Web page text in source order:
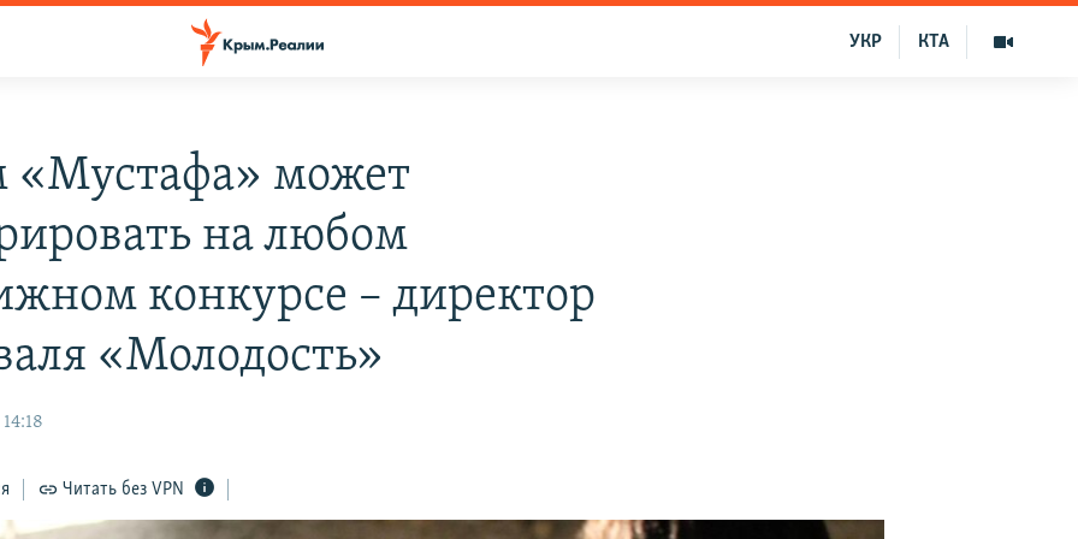
КТА
УКР
«Мустафа» может
на любом
конкурсе – директор
«Молодость»
Читать без VPN